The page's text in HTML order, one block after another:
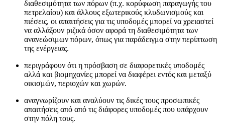
διαθεσιμότητα των πόρων (π.χ. κορύφωση παραγωγής του
πετρελαίου) και άλλους εξωτερικούς κλυδωνισμούς και
πιέσεις, οι απαιτήσεις για τις υποδομές μπορεί να χρειαστεί
να αλλάξουν ριζικά όσον αφορά τη διαθεσιμότητα των
ανανεώσιμων πόρων, όπως για παράδειγμα στην περίπτωση
της ενέργειας.
περιγράφουν ότι η πρόσβαση σε διαφορετικές υποδομές
αλλά και βιομηχανίες μπορεί να διαφέρει εντός και μεταξύ
οικισμών, περιοχών και χωρών.
αναγνωρίζουν και αναλύουν τις δικές τους προσωπικές
απαιτήσεις από από τις διάφορες υποδομές που υπάρχουν
στην πόλη τους.